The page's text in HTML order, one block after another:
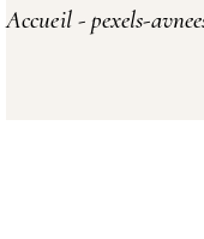
Accueil pexels-